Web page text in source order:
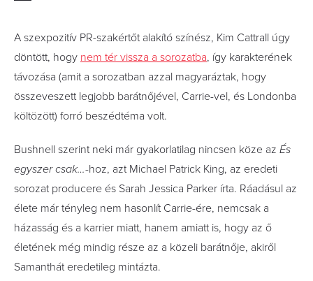
A szexpozitív PR-szakértőt alakító színész, Kim Cattrall úgy
döntött, hogy nem tér vissza a sorozatba, így karakterének
távozása (amit a sorozatban azzal magyaráztak, hogy
összeveszett legjobb barátnőjével, Carrie-vel, és Londonba
költözött) forró beszédtéma volt.
Bushnell szerint neki már gyakorlatilag nincsen köze az És
egyszer csak…-hoz, azt Michael Patrick King, az eredeti
sorozat producere és Sarah Jessica Parker írta. Ráadásul az
élete már tényleg nem hasonlít Carrie-ére, nemcsak a
házasság és a karrier miatt, hanem amiatt is, hogy az ő
életének még mindig része az a közeli barátnője, akiről
Samanthát eredetileg mintázta.